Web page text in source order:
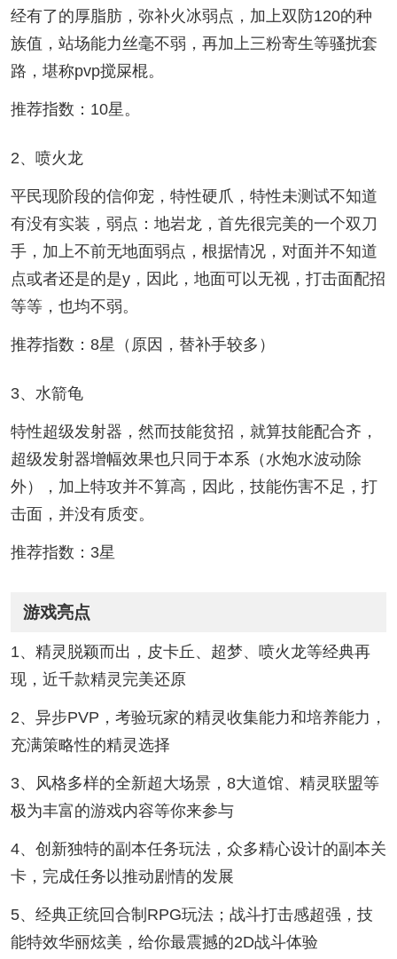
经有了的厚脂肪，弥补火冰弱点，加上双防120的种
族值，站场能力丝毫不弱，再加上三粉寄生等骚扰套
路，堪称pvp搅屎棍。
推荐指数：10星。
2、喷火龙
平民现阶段的信仰宠，特性硬爪，特性未测试不知道
有没有实装，弱点：地岩龙，首先很完美的一个双刀
手，加上不前无地面弱点，根据情况，对面并不知道
点或者还是的是y，因此，地面可以无视，打击面配招
等等，也均不弱。
推荐指数：8星（原因，替补手较多）
3、水箭龟
特性超级发射器，然而技能贫招，就算技能配合齐，
超级发射器增幅效果也只同于本系（水炮水波动除
外），加上特攻并不算高，因此，技能伤害不足，打
击面，并没有质变。
推荐指数：3星
游戏亮点
1、精灵脱颖而出，皮卡丘、超梦、喷火龙等经典再
现，近千款精灵完美还原
2、异步PVP，考验玩家的精灵收集能力和培养能力，
充满策略性的精灵选择
3、风格多样的全新超大场景，8大道馆、精灵联盟等
极为丰富的游戏内容等你来参与
4、创新独特的副本任务玩法，众多精心设计的副本关
卡，完成任务以推动剧情的发展
5、经典正统回合制RPG玩法；战斗打击感超强，技
能特效华丽炫美，给你最震撼的2D战斗体验